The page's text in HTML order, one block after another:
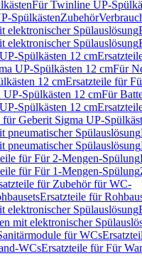
Für Twinline UP-
SpülkästenZubehör
elektronischer Spülauslösung
elektronischer Spülauslösung
Spülkästen 12 cm
UP-Spülkästen 12 cmFür
12 cmErsatzteile für
UP-Spülkästen 12 cmFür
Spülkästen 12 cm
Geberit Sigma UP-
pneumatischer Spülauslösung
pneumatischer Spülauslösung
für Für 2-Mengen-Spülung
für Für 1-Mengen-Spülung
für Zubehör für WC-
Ersatzteile für
elektronischer Spülauslösung
mit elektronischer
für WCs
WCsErsatzteile für Für